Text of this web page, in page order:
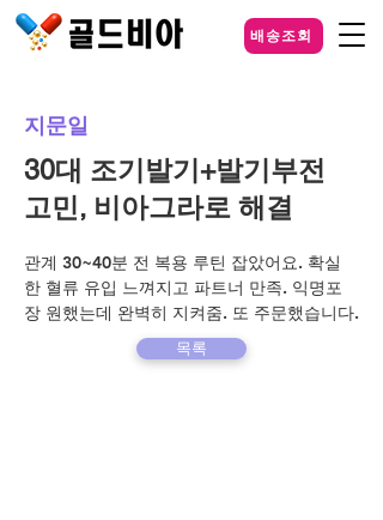
배송조회
지문일
30대 조기발기+발기부전
고민, 비아그라로 해결
관계 30~40분 전 복용 루틴 잡았어요. 확실
한 혈류 유입 느껴지고 파트너 만족. 익명포
장 원했는데 완벽히 지켜줌. 또 주문했습니다.
목록